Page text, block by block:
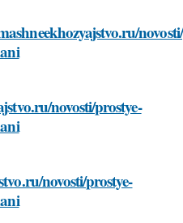
novosti/prostye-
novosti/prostye-